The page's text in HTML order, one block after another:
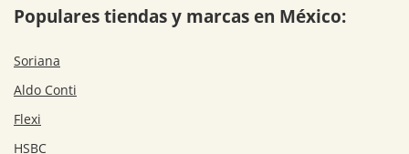
Populares tiendas y marcas en México:
Soriana
Aldo Conti
Flexi
HSBC